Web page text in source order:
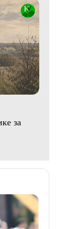
за